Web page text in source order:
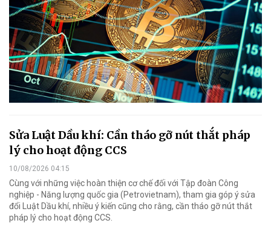
Sửa Luật Dầu khí: Cần tháo gỡ nút thắt pháp
lý cho hoạt động CCS
10/08/2026 04:15
Cùng với những việc hoàn thiện cơ chế đối với Tập đoàn Công
nghiệp - Năng lượng quốc gia (Petrovietnam), tham gia góp ý sửa
đổi Luật Dầu khí, nhiều ý kiến cũng cho rằng, cần tháo gỡ nút thắt
pháp lý cho hoạt động CCS.